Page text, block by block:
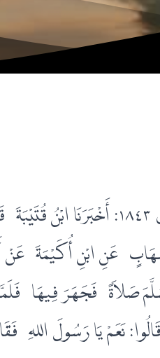
صحيح ابن حبان ١٨٤٣:
عَنِ ابْنِ أُكَيْمَةَ، عَنْ
صَلاَةً، فَجَهَرَ فِيهَا،
نَعَمْ يَا رَسُولَ اللهِ،